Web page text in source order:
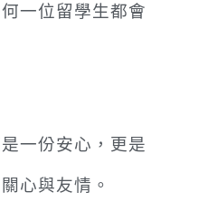
一位留學生都會
一份安心，更是
心與友情。